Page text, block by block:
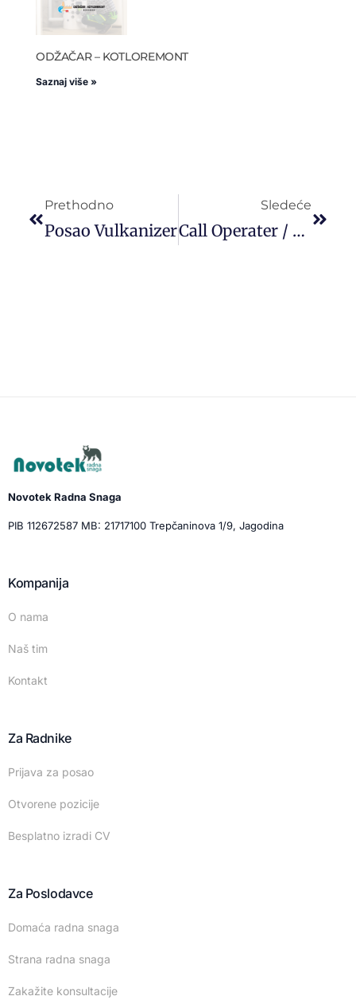
ODŽAČAR – KOTLOREMONT
Saznaj više »
Prethodno
Posao Vulkanizer
Sledeće
Call Operater / Asistent Pri Zapošljavanju
Novotek Radna Snaga
PIB 112672587 MB: 21717100 Trepčaninova 1/9, Jagodina
Kompanija
O nama
Naš tim
Kontakt
Za Radnike
Prijava za posao
Otvorene pozicije
Besplatno izradi CV
Za Poslodavce
Domaća radna snaga
Strana radna snaga
Zakažite konsultacije